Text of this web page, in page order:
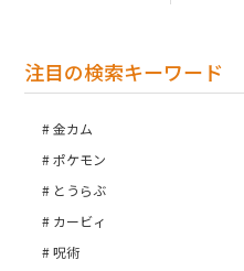
注目の検索キーワード
金カム
ポケモン
とうらぶ
カービィ
呪術